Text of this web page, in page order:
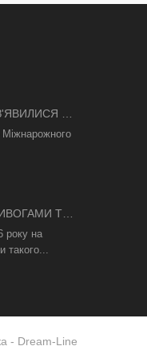
В
ТА
року на
- Dream-Line